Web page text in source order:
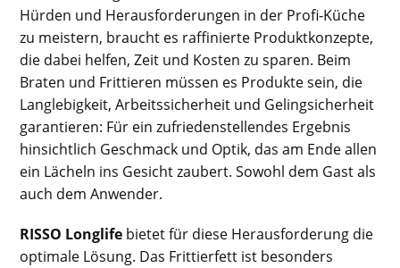
Hürden und Herausforderungen in der Profi-Küche
zu meistern, braucht es raffinierte Produktkonzepte,
die dabei helfen, Zeit und Kosten zu sparen. Beim
Braten und Frittieren müssen es Produkte sein, die
Langlebigkeit, Arbeitssicherheit und Gelingsicherheit
garantieren: Für ein zufriedenstellendes Ergebnis
hinsichtlich Geschmack und Optik, das am Ende allen
ein Lächeln ins Gesicht zaubert. Sowohl dem Gast als
auch dem Anwender.
RISSO Longlife bietet für diese Herausforderung die
optimale Lösung. Das Frittierfett ist besonders